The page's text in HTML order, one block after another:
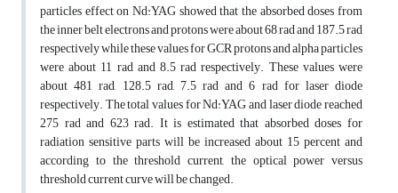
particles effect on Nd:YAG showed that the absorbed doses from
the inner belt electrons and protons were about 68 rad and 187.5 rad
respectively while these values for GCR protons and alpha particles
were about 11 rad and 8.5 rad respectively. These values were
about 481 rad, 128.5 rad, 7.5 rad and 6 rad for laser diode
respectively. The total values for Nd:YAG and laser diode reached
275 rad and 623 rad. It is estimated that absorbed doses for
radiation sensitive parts will be increased about 15 percent and
according to the threshold current, the optical power versus
threshold current curve will be changed.